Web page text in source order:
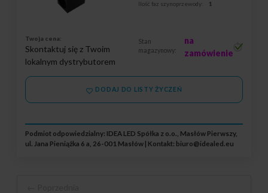
Ilość faz szynoprzewody:
1
Twoja cena:
Skontaktuj się z Twoim
lokalnym dystrybutorem
Stan
magazynowy:
na
zamówienie
DODAJ DO LISTY ŻYCZEŃ
Podmiot odpowiedzialny: IDEA LED Spółka z o.o., Masłów Pierwszy,
ul. Jana Pieniążka 6 a, 26-001 Masłów | Kontakt: biuro@idealed.eu